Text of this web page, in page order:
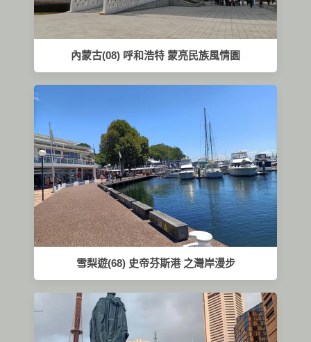
內蒙古(08) 呼和浩特 蒙亮民族風情園
雪梨遊(68) 史帝芬斯港 之灣岸漫步